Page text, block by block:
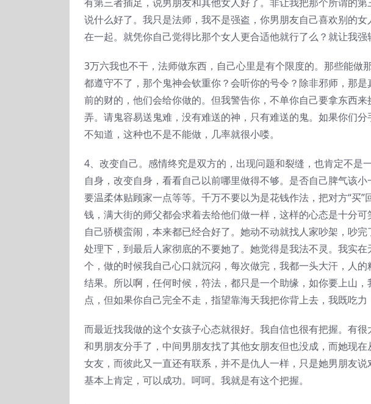
说什么好了。我只是法师，我不是强盗，你男朋友自己喜欢别的
在一起。就凭你自己觉得比那个女人更合适他就行了么？就让我
3万六我也不干，法师做东西，自己心里是有个限度的。那些能做
都遵守不了，那个鬼神会钦重你？会听你的号令？除非邪师，那
前的财的，他们会给你做的。但我警告你，不单你自己要拿东西
弄。请鬼容易送鬼难，没有难送的神，只有难送的鬼。如果你们
不知道，这种也不是不能做，几率就很小喽。
4、改变自己。感情终究是双方的，出现问题和裂缝，也肯定不是
自身，改变自身，看看自己以前哪里做得不够。是否自己脾气该
要温柔体贴顾家一点等等。千万不要以为是花钱作法，把对方“买
钱，满大街的师父都会求着去给他们做一样，这样的心态是十分
自己骄横蛮闹，本来都已经合好了。她动不动就找人家吵架，吵
处理下，到最后人家彻底的不要她了。她觉得是我法不灵。我实
个，做的时候我自己心口就沉闷，每次做完，我都一头大汗，人
结果。所以啊，任何时候，符法，都只是一个助缘，如你要上山
点，但如果你自己完全不走，指望靠海天我把你背上去，我既吃力
而最近找我做的这个女孩子心态就很好。我自信也很有把握。有
和男朋友分手了，中间男朋友找了其他女朋友但也没成，而她现
女友，而彼此又一直还有联系，并不是仇人一样，只是她男朋友
基本上肯定，可以成功。呵呵。我就是有这个把握。